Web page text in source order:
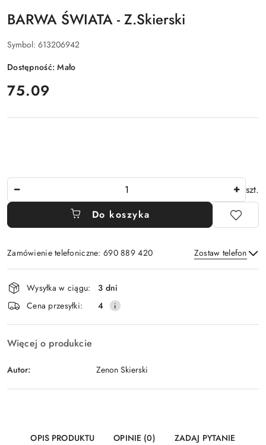
BARWA ŚWIATA - Z.Skierski
Symbol: 613206942
Dostępność:Mało
cena:
75.09
szt.
Do koszyka
Zamówienie telefoniczne: 690 889 420 Zostaw telefon
Wyślij
Dostępność
i
dostawa
Wysyłka w ciągu:
3 dni
Cena przesyłki:
4
Więcej o produkcie
Autor: Zenon Skierski
OPIS PRODUKTU OPINIE (0) ZADAJ PYTANIE